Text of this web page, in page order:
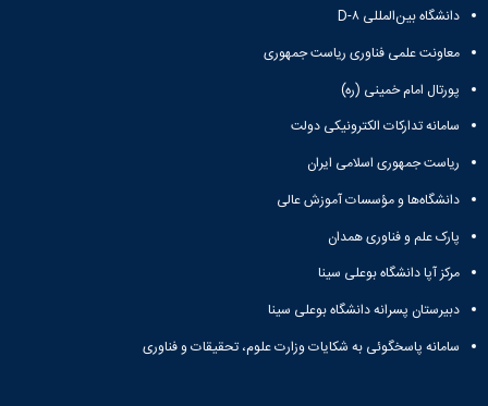
دانشگاه بین‌المللی D-۸
معاونت علمی فناوری ریاست جمهوری
پورتال امام خمینی (ره)
سامانه تدارکات الکترونیکی دولت
ریاست جمهوری اسلامی ایران
دانشگاه‌ها و مؤسسات آموزش عالی
پارک علم و فناوری همدان
مرکز آپا دانشگاه بوعلی سینا
دبیرستان پسرانه دانشگاه بوعلی سینا
سامانه پاسخگوئی به شکایات وزارت علوم، تحقیقات و فناوری